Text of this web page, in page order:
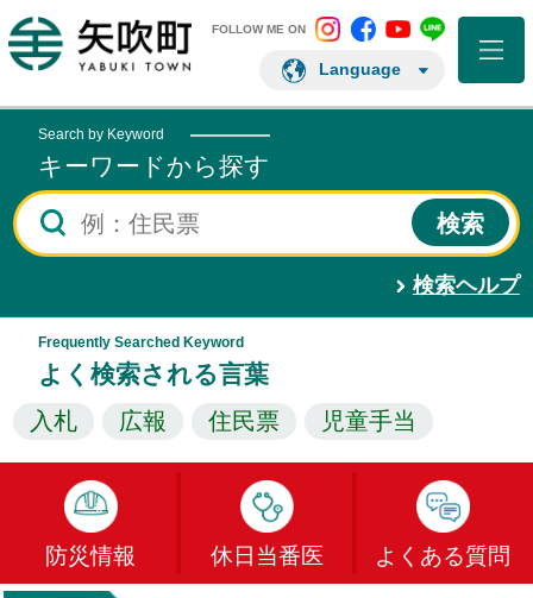
矢吹町ホームページ
FOLLOW ME ON 矢吹町 Instagram
矢吹町矢吹町矢吹町
Language
Search by Keyword
キーワードから探す
検索ヘルプ
Frequently Searched Keyword
よく検索される言葉
入札 広報 住民票 児童手当
防災情報 休日当番医 よくある質問